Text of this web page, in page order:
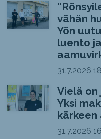
vähän
Yön
luento
31.7.2026
Vielä
Yksi
kärkeen
31.7.2026